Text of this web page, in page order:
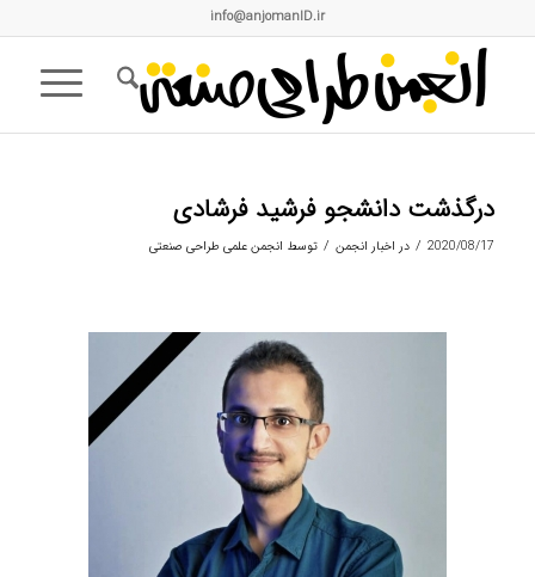
info@anjomanID.ir
درگذشت دانشجو فرشید فرشادی
2020/08/17
/ در اخبار انجمن / توسط انجمن علمی طراحی صنعتی